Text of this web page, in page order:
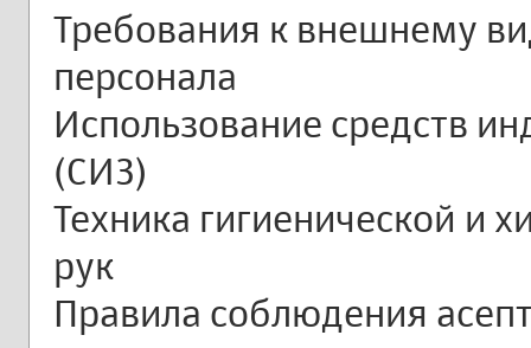
Требования к внешнему
персонала
Использование средств
(СИЗ)
Техника гигиенической и
рук
Правила соблюдения